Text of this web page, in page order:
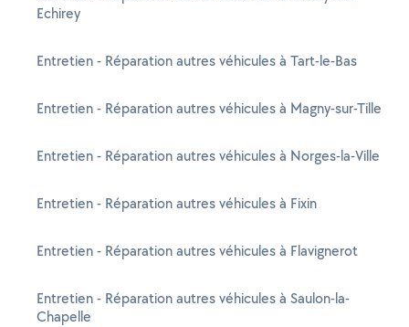
Echirey
Entretien - Réparation autres véhicules à Tart-le-Bas
Entretien - Réparation autres véhicules à Magny-sur-Tille
Entretien - Réparation autres véhicules à Norges-la-Ville
Entretien - Réparation autres véhicules à Fixin
Entretien - Réparation autres véhicules à Flavignerot
Entretien - Réparation autres véhicules à Saulon-la-
Chapelle